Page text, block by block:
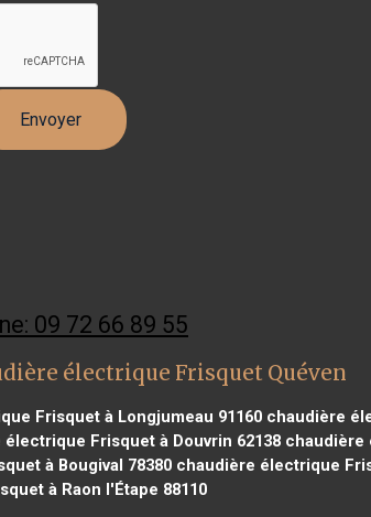
09 72 66 89 55
électrique Frisquet Quéven
Frisquet à Longjumeau 91160 chaudière
Frisquet à Douvrin 62138 chaudière
à Bougival 78380chaudière électrique
à Raon l'Étape 88110